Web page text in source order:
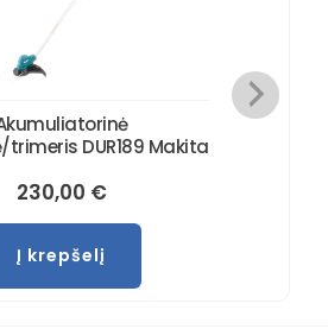
DUR189 Makita
230,00 €
Į krepšelį